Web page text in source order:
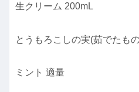
生クリーム 200mL
とうもろこしの実(茹でたも
ミント 適量